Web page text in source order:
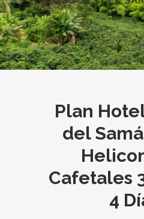
Plan
del
Cafetales
4